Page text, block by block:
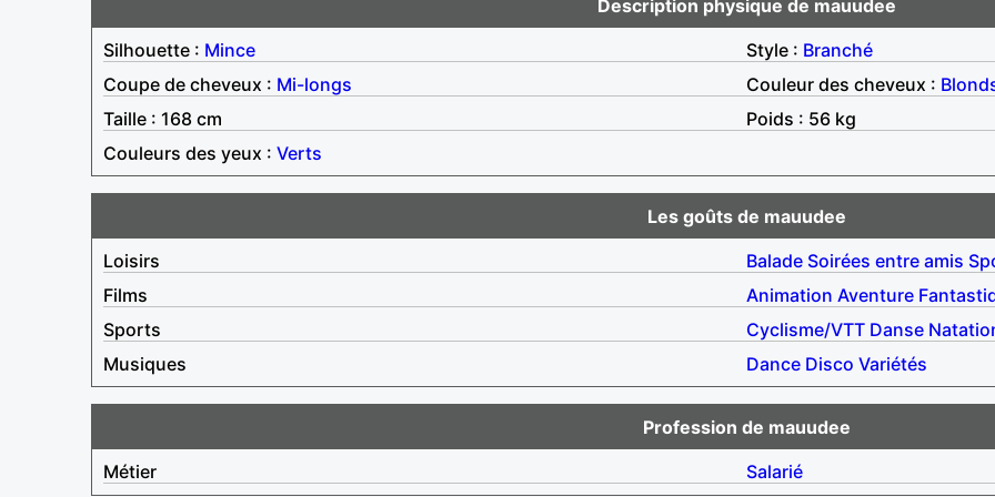
Description physique de mauudee
Silhouette : Mince Style : Branché
Coupe de cheveux : Mi-longs Couleur des cheveux :
Taille : 168 cm
Poids : 56 kg
Couleurs des yeux : Verts
Les goûts de mauudee
Loisirs
Balade Soirées entre amis
Films
Animation Aventure
Sports
Cyclisme/VTT Danse
Musiques
Dance Disco Variétés
Profession de mauudee
Métier
Salarié